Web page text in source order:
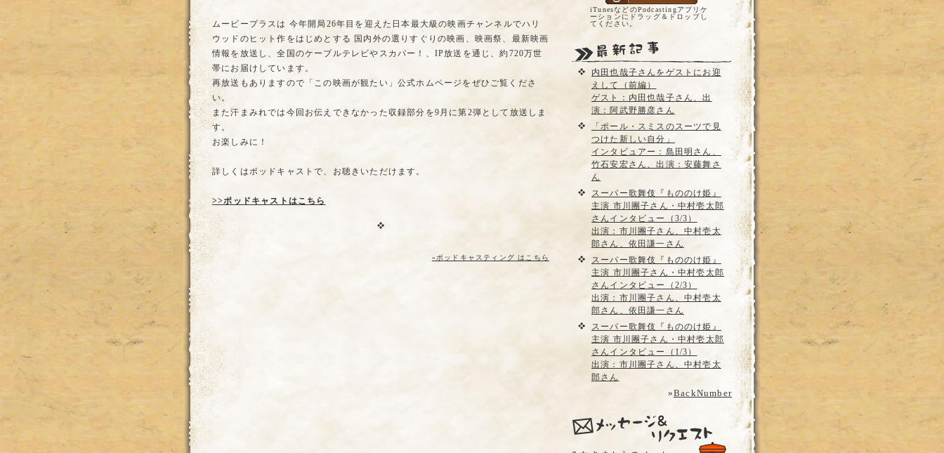
ムービープラスは 今年開局26年目を迎えた日本最大級の映画チャンネルでハリ
ウッドのヒット作をはじめとする 国内外の選りすぐりの映画、映画祭、最新映画
情報を放送し、全国のケーブルテレビやスカパー！、IP放送を通じ、約720万世
帯にお届けしています。
再放送もありますので「この映画が観たい」公式ホムページをぜひご覧くださ
い。
また汗まみれでは今回お伝えできなかった収録部分を9月に第2弾として放送しま
す。
お楽しみに！
詳しくはポッドキャストで、お聴きいただけます。
>>ポッドキャストはこちら
»ポッドキャスティング はこちら
iTunesなどのPodcastingアプリケ
ーションにドラッグ＆ドロップし
てください。
内田也哉子さんをゲストにお迎
えして（前編）
ゲスト：内田也哉子さん、出
演：阿武野勝彦さん
「ポール・スミスのスーツで見
つけた新しい自分」
インタビュアー：島田明さん、
竹石安宏さん、出演：安藤舞さ
ん
スーパー歌舞伎『もののけ姫』
主演 市川團子さん・中村壱太郎
さんインタビュー（3/3）
出演：市川團子さん、中村壱太
郎さん、依田謙一さん
スーパー歌舞伎『もののけ姫』
主演 市川團子さん・中村壱太郎
さんインタビュー（2/3）
出演：市川團子さん、中村壱太
郎さん、依田謙一さん
スーパー歌舞伎『もののけ姫』
主演 市川團子さん・中村壱太郎
さんインタビュー（1/3）
出演：市川團子さん、中村壱太
郎さん
»BackNumber